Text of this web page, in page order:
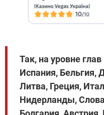
Так, на уровне
Испания, Бельгия,
Литва, Греция,
Нидерланды,